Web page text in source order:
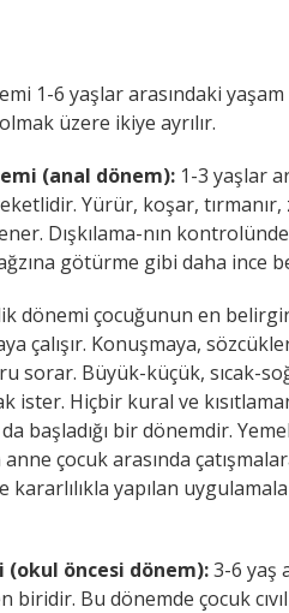
1-6 yaşlar arasındaki
üzere ikiye ayrılır.
(anal dönem): 1-3 yaşlar
Yürür, koşar, tırmanır,
Dışkılama-nın
götürme gibi daha ince
dönemi çocuğunun en
çalışır. Konuşmaya,
sorar. Büyük-küçük, sıcak-
ister. Hiçbir kural ve
da başladığı bir dönemdir.
çocuk arasında
kararlılıkla yapılan
(okul öncesi dönem):3-6 yaş
biridir. Bu dönemde çocuk